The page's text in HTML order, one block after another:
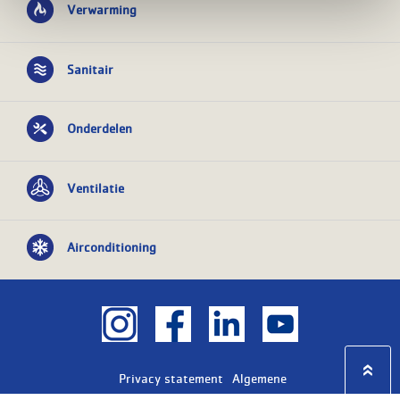
Verwarming
Sanitair
Onderdelen
Ventilatie
Airconditioning
Privacy statement
Algemene